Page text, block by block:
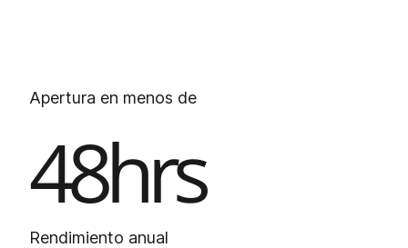
Apertura en menos de
48hrs
Rendimiento anual